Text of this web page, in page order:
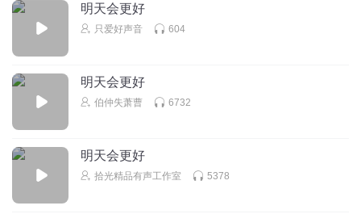
明天会更好
只爱好声音 604
明天会更好
伯仲失萧曹 6732
明天会更好
拾光精品有声工作室 5378